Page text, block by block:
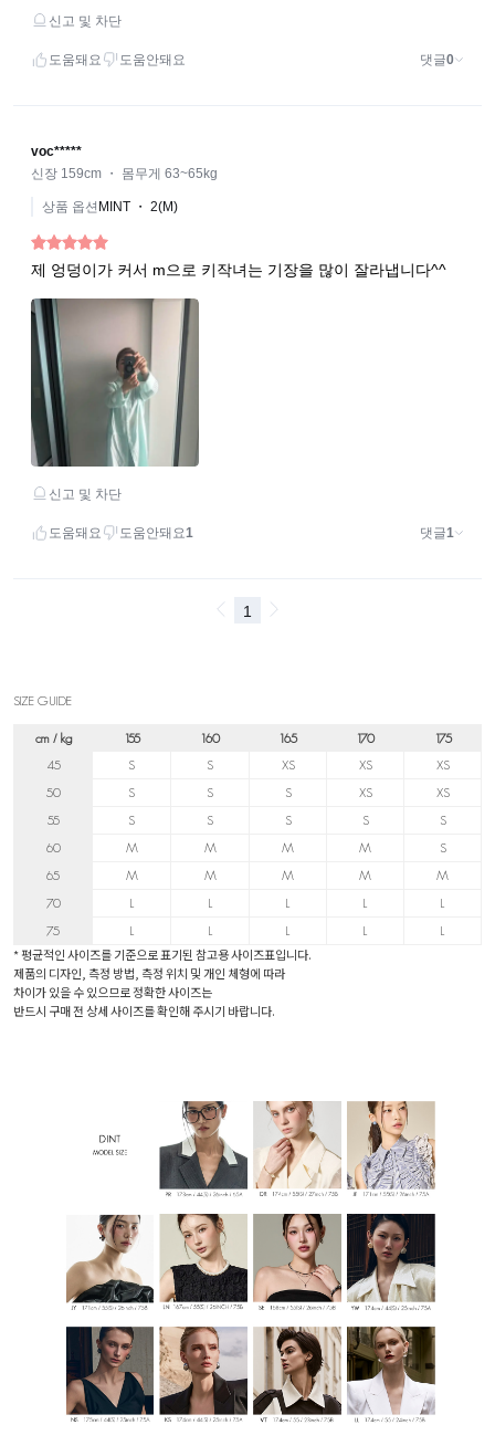
SIZE GUIDE
cm / kg 155 160 165 170
175
45
S S XS XS
XS
50
S S S XS
XS
55
S S S S
S
60
M M M M
S
65
M M M M
M
70
L L L L
L
75
L L L L L
* 평균적인 사이즈를 기준으로 표기된 참고용 사이즈표입니다.
제품의 디자인, 측정 방법, 측정 위치 및 개인 체형에 따라
차이가 있을 수 있으므로 정확한 사이즈는
반드시 구매 전 상세 사이즈를 확인해 주시기 바랍니다.